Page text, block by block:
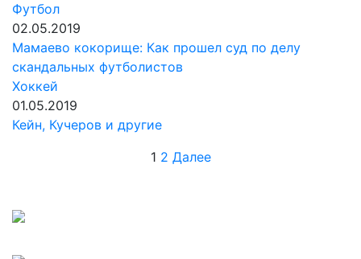
Футбол
02.05.2019
Мамаево кокорище: Как прошел суд по делу
скандальных футболистов
Хоккей
01.05.2019
Кейн, Кучеров и другие
Пагинация
1 2 Далее